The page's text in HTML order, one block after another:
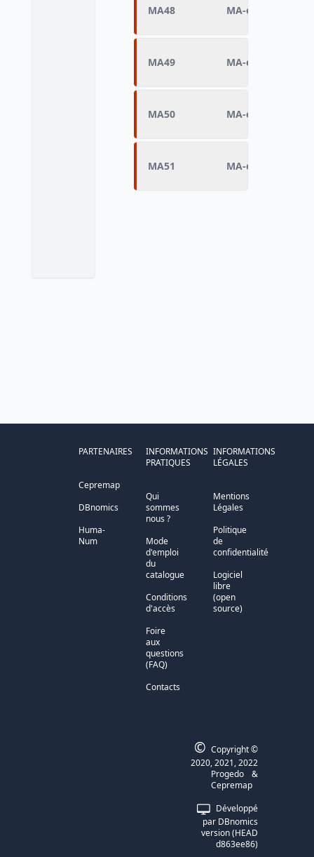
MA48 MA-écriture Q20
MA49 MA-écriture Q21
MA50 MA-écriture Q22
MA51 MA-écriture Q23
PARTENAIRES
Cepremap
DBnomics
Huma-
Num
INFORMATIONS
PRATIQUES
Qui
sommes
nous ?
Mode
d'emploi
du
catalogue
Conditions
d'accès
Foire
aux
questions
(FAQ)
Contacts
INFORMATIONS
LÉGALES
Mentions
Légales
Politique
de
confidentialité
Logiciel
libre
(open
source)
Développé
par DBnomics
version (HEAD
d863ee86)
© Copyright ©
2020, 2021, 2022
Progedo
&
Cepremap